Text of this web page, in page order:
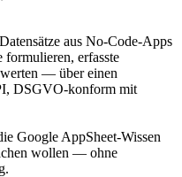
aus No-Code-Apps
formulieren, erfasste
— über einen
DSGVO-konform mit
Google AppSheet-Wissen
wollen — ohne